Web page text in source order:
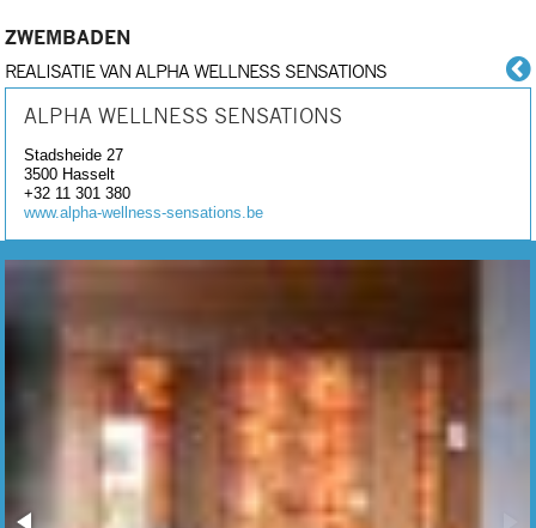
ZWEMBADEN
REALISATIE VAN ALPHA WELLNESS SENSATIONS
ALPHA WELLNESS SENSATIONS
Stadsheide 27
3500 Hasselt
+32 11 301 380
www.alpha-wellness-sensations.be